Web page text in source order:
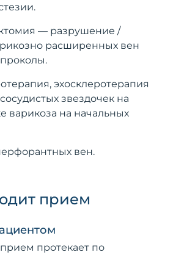
— разрушение /
расширенных вен
эхосклеротерапия
звездочек на
варикоза на начальных
вен.
прием
протекает по